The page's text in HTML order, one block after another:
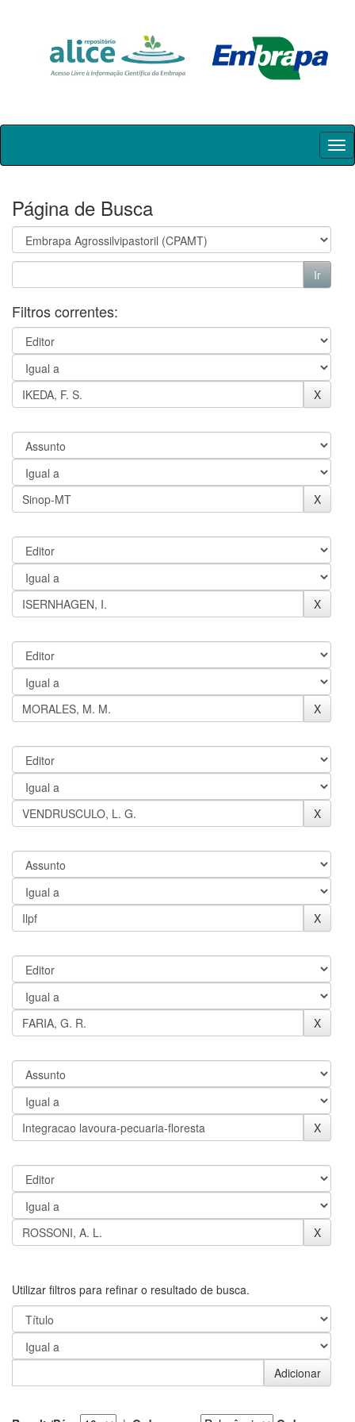
Skip
Página de Busca
Filtros correntes:
Utilizar filtros para refinar o resultado de busca.